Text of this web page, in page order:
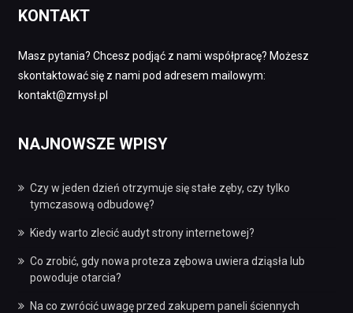
KONTAKT
Masz pytania? Chcesz podjąć z nami współpracę? Możesz
skontaktować się z nami pod adresem mailowym:
kontakt@zmysł.pl
NAJNOWSZE WPISY
Czy w jeden dzień otrzymuje się stałe zęby, czy tylko
tymczasową odbudowę?
Kiedy warto zlecić audyt strony internetowej?
Co zrobić, gdy nowa proteza zębowa uwiera dziąsła lub
powoduje otarcia?
Na co zwrócić uwagę przed zakupem paneli ściennych